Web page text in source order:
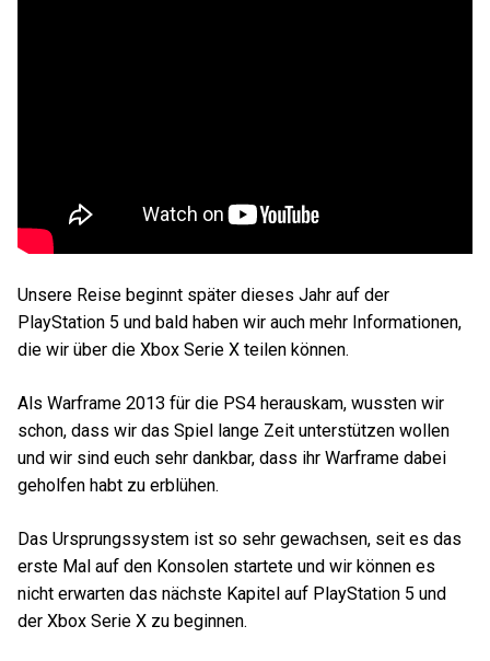
Unsere Reise beginnt später dieses Jahr auf der
PlayStation 5 und bald haben wir auch mehr Informationen,
die wir über die Xbox Serie X teilen können.
Als Warframe 2013 für die PS4 herauskam, wussten wir
schon, dass wir das Spiel lange Zeit unterstützen wollen
und wir sind euch sehr dankbar, dass ihr Warframe dabei
geholfen habt zu erblühen.
Das Ursprungssystem ist so sehr gewachsen, seit es das
erste Mal auf den Konsolen startete und wir können es
nicht erwarten das nächste Kapitel auf PlayStation 5 und
der Xbox Serie X zu beginnen.